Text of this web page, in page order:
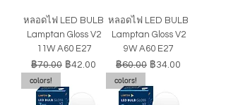
หลอดไฟ LED BULB
Lamptan Gloss V2
11W A60 E27
ราคาปกติ
฿70.00 ราคาขายลด
฿42.00
หลอดไฟ LED BULB
Lamptan Gloss V2
9W A60 E27
ราคาปกติ
฿60.00 ราคาขายลด
฿34.00
colors!
colors!